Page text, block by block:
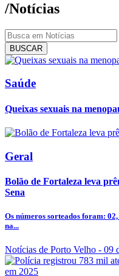
/Notícias
BUSCAR
Saúde
Queixas sexuais na
Geral
Bolão de Fortaleza leva
Sena
Os números sorteados foram:
na...
Notícias de Porto Velho - 09